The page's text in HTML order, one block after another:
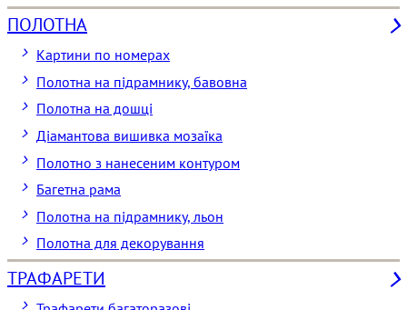
ПОЛОТНА
Картини по номерах
Полотна на підрамнику, бавовна
Полотна на дошці
Діамантова вишивка мозаїка
Полотно з нанесеним контуром
Багетна рама
Полотна на підрамнику, льон
Полотна для декорування
ТРАФАРЕТИ